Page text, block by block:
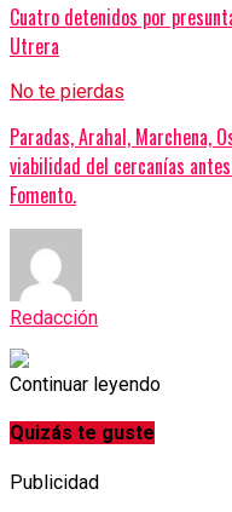
Cuatro detenidos por
Utrera
No te pierdas
Paradas, Arahal, Marchena,
viabilidad del cercanías
Fomento.
Redacción
Continuar leyendo
Quizás te guste
Publicidad